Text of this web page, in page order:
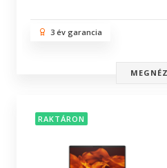
3 év garancia
RAKTÁRON